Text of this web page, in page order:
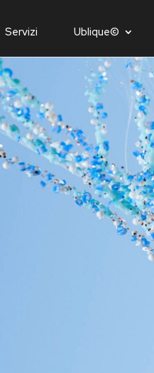
Servizi Ublique©